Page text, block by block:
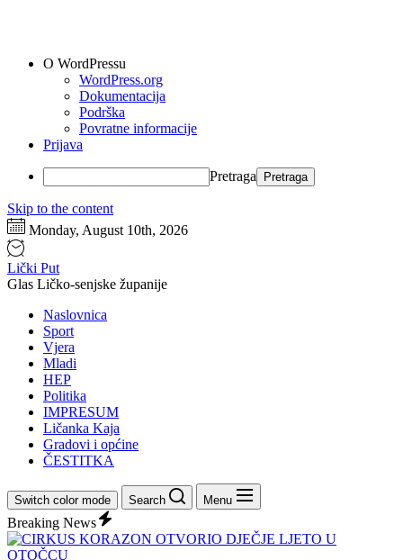
O WordPressu
WordPress.org
Dokumentacija
Podrška
Povratne informacije
Prijava
Pretraga
Skip to the content
Monday, August 10th, 2026
Lički Put
Glas Ličko-senjske županije
Naslovnica
Sport
Vjera
Mladi
HEP
Politika
IMPRESUM
Ličanka Kaja
Gradovi i općine
ČESTITKA
Switch color mode Search Menu
Breaking News